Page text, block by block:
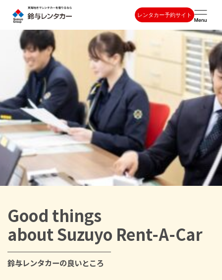
レンタカー予約サイト
Good things
about Suzuyo Rent-A-Car
鈴与レンタカーの良いところ